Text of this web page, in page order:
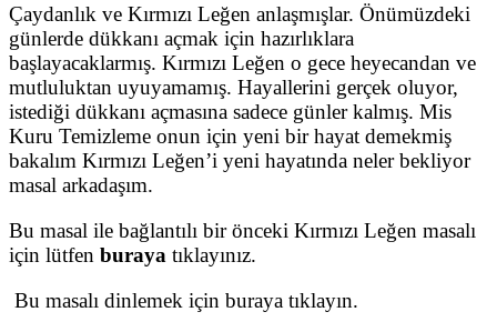
Çaydanlık ve Kırmızı Leğen anlaşmışlar. Önümüzdeki
günlerde dükkanı açmak için hazırlıklara
başlayacaklarmış. Kırmızı Leğen o gece heyecandan ve
mutluluktan uyuyamamış. Hayallerini gerçek oluyor,
istediği dükkanı açmasına sadece günler kalmış. Mis
Kuru Temizleme onun için yeni bir hayat demekmiş
bakalım Kırmızı Leğen’i yeni hayatında neler bekliyor
masal arkadaşım.
Bu masal ile bağlantılı bir önceki Kırmızı Leğen masalı
için lütfen buraya tıklayınız.
Bu masalı dinlemek için buraya tıklayın.